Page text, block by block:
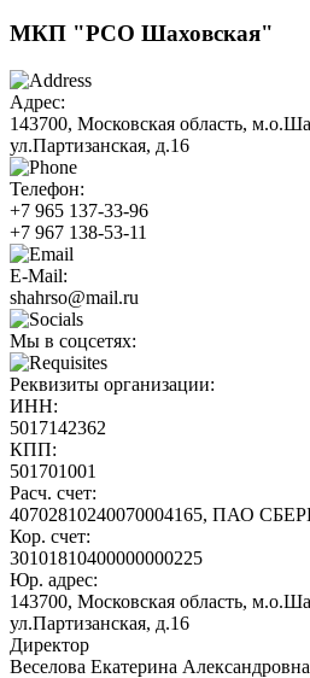
МКП "РСО Шаховская"
Адрес:
143700, Московская область,
ул.Партизанская, д.16
Телефон:
+7 965 137-33-96
+7 967 138-53-11
E-Mail:
shahrso@mail.ru
Мы в соцсетях:
Реквизиты организации:
ИНН:
5017142362
КПП:
501701001
Расч. счет:
40702810240070004165, ПАО
Кор. счет:
30101810400000000225
Юр. адрес:
143700, Московская область,
ул.Партизанская, д.16
Директор
Веселова Екатерина Александровна